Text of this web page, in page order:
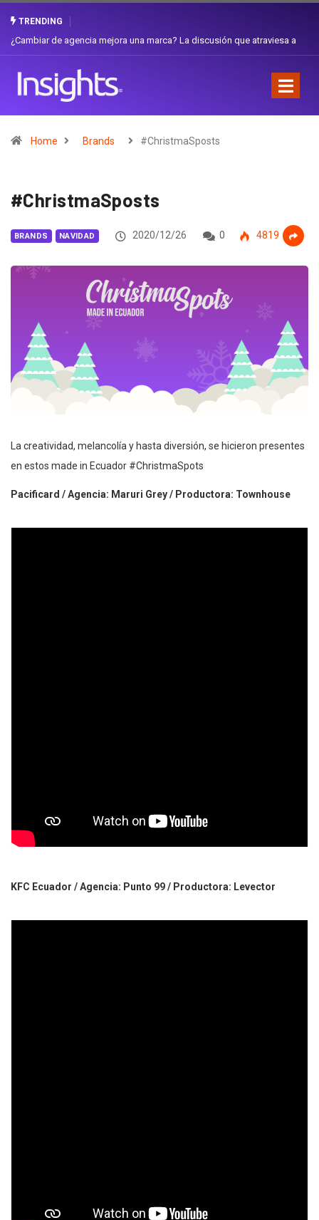
TRENDING
¿Cambiar de agencia mejora una marca? La discusión que atraviesa a
Home Brands #ChristmaSposts
#ChristmaSposts
BRANDS NAVIDAD 2020/12/26 0 4819
La creatividad, melancolía y hasta diversión, se hicieron presentes
en estos made in Ecuador #ChristmaSpots
Pacificard / Agencia: Maruri Grey / Productora: Townhouse
KFC Ecuador / Agencia: Punto 99 / Productora: Levector